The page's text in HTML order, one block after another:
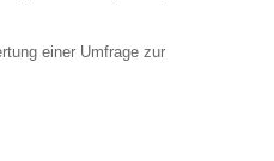
einer Umfrage zur